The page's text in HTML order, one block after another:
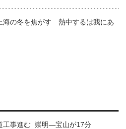
海の冬を焦がす 熱中するは我にあ
工事進む 崇明―宝山が17分